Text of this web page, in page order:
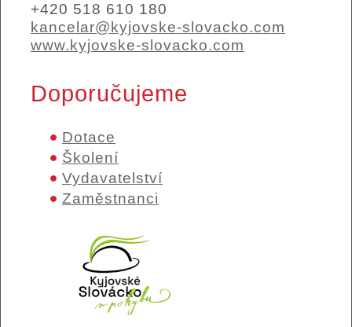
+420 518 610 180
kancelar@kyjovske-slovacko.com
www.kyjovske-slovacko.com
Doporučujeme
Dotace
Školení
Vydavatelství
Zaměstnanci